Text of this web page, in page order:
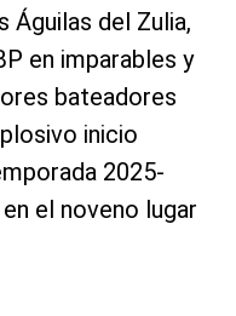
Águilas del Zulia,
en imparables y
bateadores
inicio
2025-
el noveno lugar